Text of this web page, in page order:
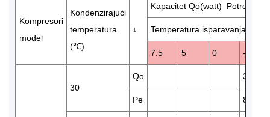
Kompresori
model
Kondenzirajući
temperatura
(℃)
↓
Kapacitet Qo(watt) Potrošnja
Temperatura isparavanja (℃)
7.5 5 0 -5
30
Qo 32880
Pe 8.86